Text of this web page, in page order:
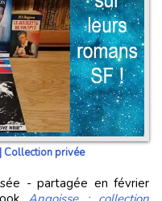
Collection privée